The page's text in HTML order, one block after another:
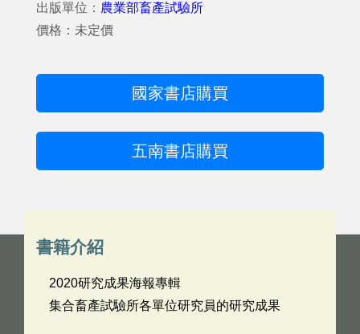
出版單位： 農業部畜產試驗所
價格：未定價
國家書店購買
五南書店購買
書籍介紹
2020研究成果海報專輯
集合畜產試驗所各單位研究員的研究成果